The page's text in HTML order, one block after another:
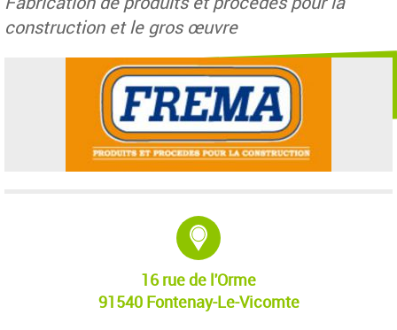
construction et le gros œuvre
16 rue de l'Orme
91540 Fontenay-Le-Vicomte